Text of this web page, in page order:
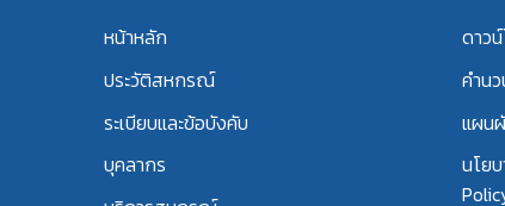
หน้าหลัก
ประวัติสหกรณ์
ระเบียบและข้อบังคับ
บุคลากร
ดาว
คำน
แผน
นโย